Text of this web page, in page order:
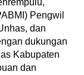
Pengwil
dan
dukungan
Kabupaten
dan